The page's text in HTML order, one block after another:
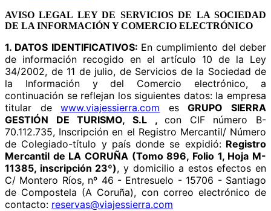
AVISO LEGAL LEY DE SERVICIOS DE LA SOCIEDAD
DE LA INFORMACIÓN Y COMERCIO ELECTRÓNICO
1. DATOS IDENTIFICATIVOS: En cumplimiento del deber
de información recogido en el artículo 10 de la Ley
34/2002, de 11 de julio, de Servicios de la Sociedad de
la Información y del Comercio electrónico, a
continuación se reflejan los siguientes datos: la empresa
titular dewww.viajessierra.com esGRUPO SIERRA
GESTIÓN DE TURISMO, S.L ,con CIF número B-
70.112.735, Inscripción en el Registro Mercantil/ Número
de Colegiado-título y país donde se expidió:Registro
Mercantil de LA CORUÑA (Tomo 896, Folio 1, Hoja M-
11385, inscripción 23º), y domicilio a estos efectos en
C/ Montero Ríos, nº 46 - Entresuelo - 15706 - Santiago
de Compostela (A Coruña), con correo electrónico de
contacto: reservas@viajessierra.com